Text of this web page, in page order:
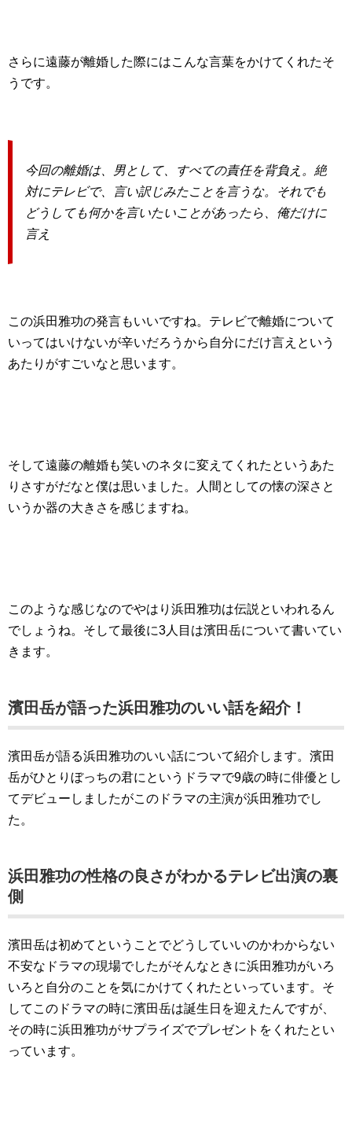
さらに遠藤が離婚した際にはこんな言葉をかけてくれたそ
うです。
今回の離婚は、男として、すべての責任を背負え。絶
対にテレビで、言い訳じみたことを言うな。それでも
どうしても何かを言いたいことがあったら、俺だけに
言え
この浜田雅功の発言もいいですね。テレビで離婚について
いってはいけないが辛いだろうから自分にだけ言えという
あたりがすごいなと思います。
そして遠藤の離婚も笑いのネタに変えてくれたというあた
りさすがだなと僕は思いました。人間としての懐の深さと
いうか器の大きさを感じますね。
このような感じなのでやはり浜田雅功は伝説といわれるん
でしょうね。そして最後に3人目は濱田岳について書いてい
きます。
濱田岳が語った浜田雅功のいい話を紹介！
濱田岳が語る浜田雅功のいい話について紹介します。濱田
岳がひとりぼっちの君にというドラマで9歳の時に俳優とし
てデビューしましたがこのドラマの主演が浜田雅功でし
た。
浜田雅功の性格の良さがわかるテレビ出演の裏
側
濱田岳は初めてということでどうしていいのかわからない
不安なドラマの現場でしたがそんなときに浜田雅功がいろ
いろと自分のことを気にかけてくれたといっています。そ
してこのドラマの時に濱田岳は誕生日を迎えたんですが、
その時に浜田雅功がサプライズでプレゼントをくれたとい
っています。